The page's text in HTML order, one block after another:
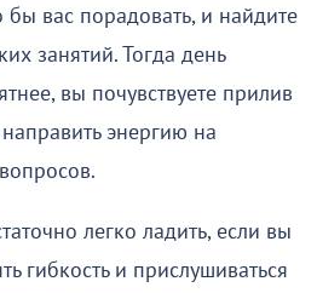
вас порадовать, и найдите
занятий. Тогда день
вы почувствуете прилив
энергию на
легко ладить, если вы
гибкость и прислушиваться